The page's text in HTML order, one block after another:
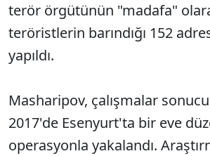
terör örgütünün "madafa"
teröristlerin barındığı 152
yapıldı.
Masharipov, çalışmalar
2017'de Esenyurt'ta bir eve
operasyonla yakalandı.